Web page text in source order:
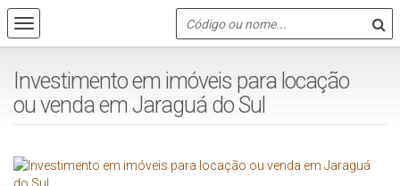
Investimento em imóveis para locação
ou venda em Jaraguá do Sul